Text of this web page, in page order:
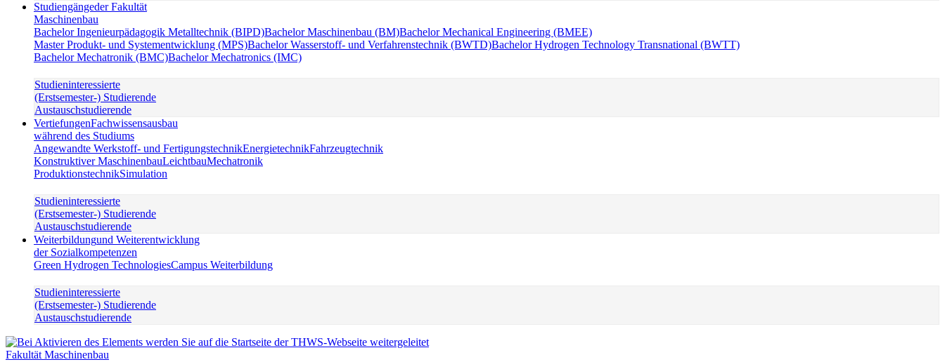
Studiengängeder Fakultät
Maschinenbau
Bachelor Ingenieurpädagogik Metalltechnik (BIPD)Bachelor Maschinenbau (BM)Bachelor Mechanical Engineering (BMEE)
Master Produkt- und Systementwicklung (MPS)Bachelor Wasserstoff- und Verfahrenstechnik (BWTD)Bachelor Hydrogen Technology Transnational (BWTT)
Bachelor Mechatronik (BMC)Bachelor Mechatronics (IMC)
Studieninteressierte
(Erstsemester-) Studierende
Austauschstudierende
VertiefungenFachwissensausbau
während des Studiums
Angewandte Werkstoff- und FertigungstechnikEnergietechnikFahrzeugtechnik
Konstruktiver MaschinenbauLeichtbauMechatronik
ProduktionstechnikSimulation
Studieninteressierte
(Erstsemester-) Studierende
Austauschstudierende
Weiterbildungund Weiterentwicklung
der Sozialkompetenzen
Green Hydrogen TechnologiesCampus Weiterbildung
Studieninteressierte
(Erstsemester-) Studierende
Austauschstudierende
Fakultät Maschinenbau